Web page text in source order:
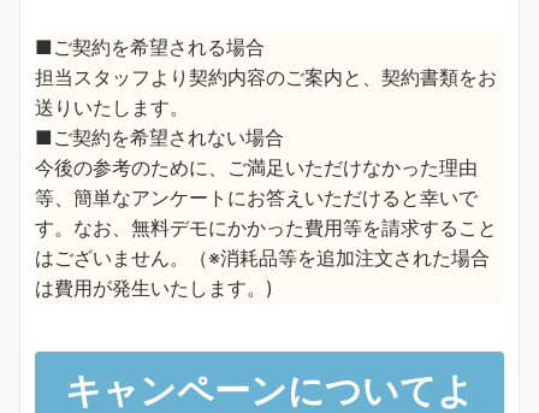
■ご契約を希望される場合
担当スタッフより契約内容のご案内と、契約書類をお
送りいたします。
■ご契約を希望されない場合
今後の参考のために、ご満足いただけなかった理由
等、簡単なアンケートにお答えいただけると幸いで
す。なお、無料デモにかかった費用等を請求すること
はございません。（※消耗品等を追加注文された場合
は費用が発生いたします。)
キャンペーンについてよ